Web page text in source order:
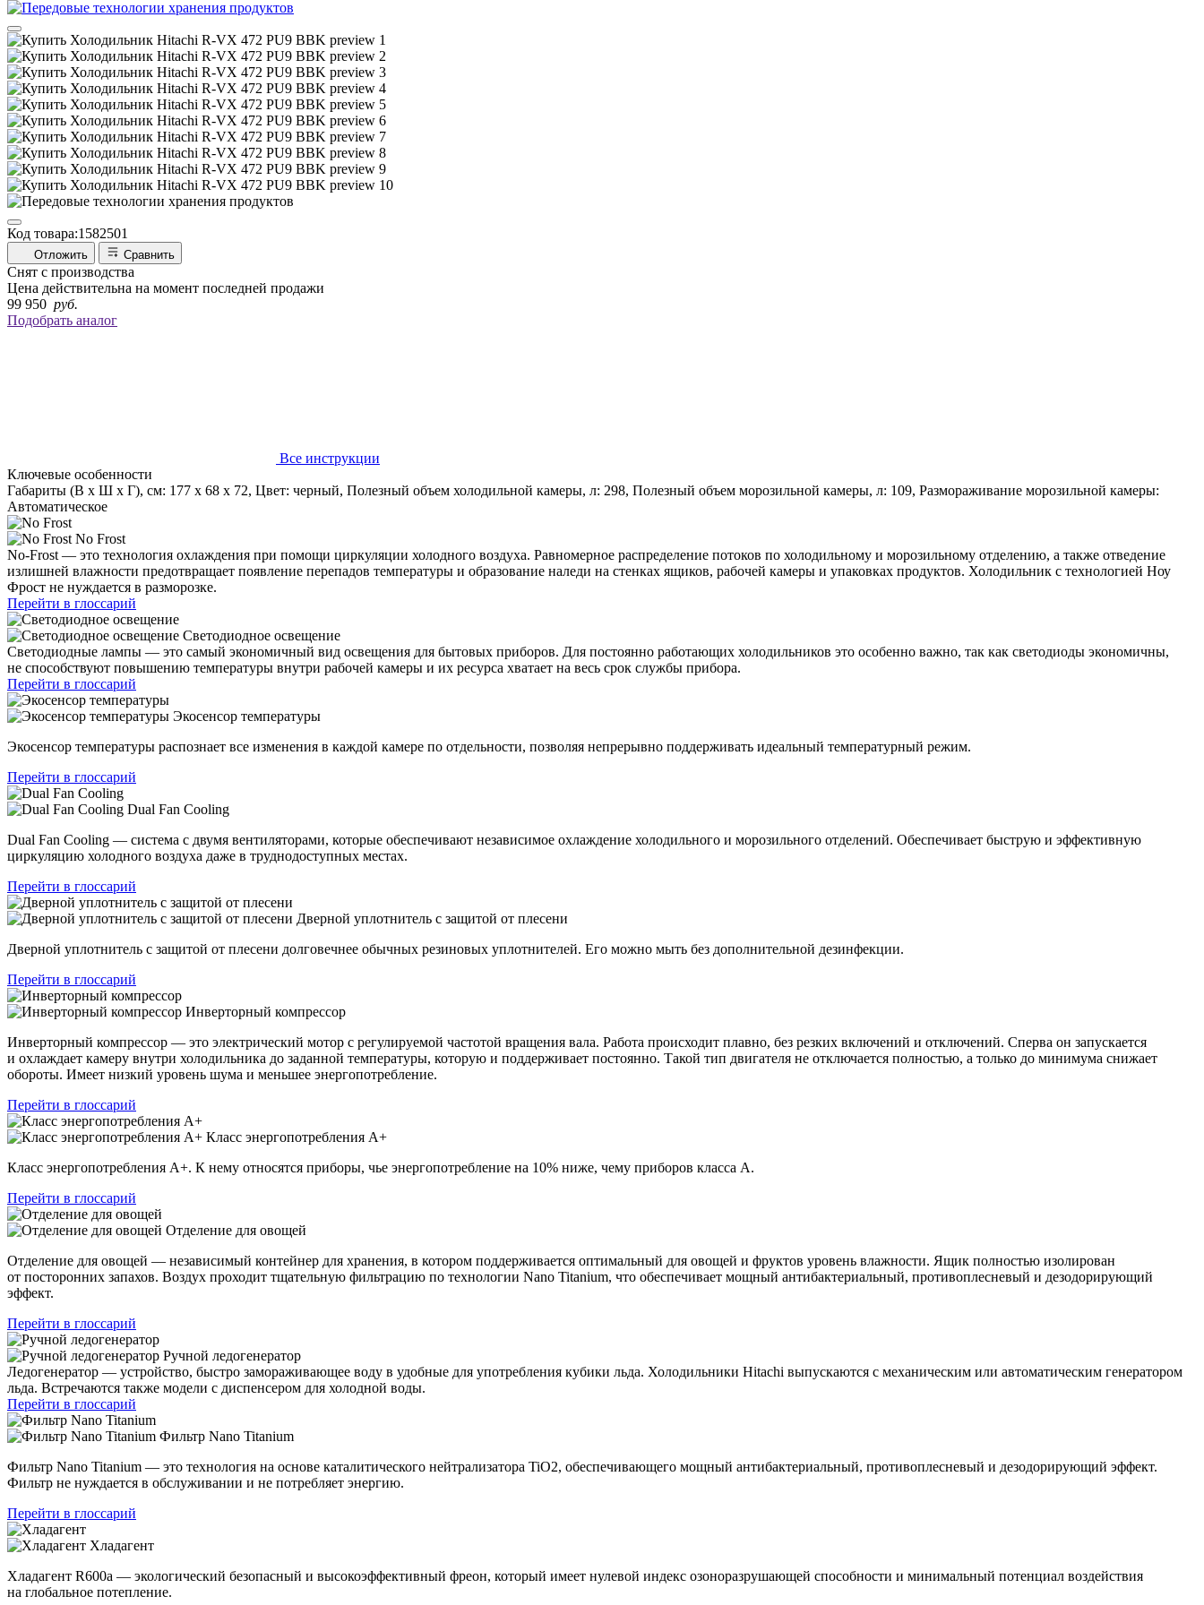
Код товара:1582501
Отложить Сравнить
Снят с производства
Цена действительна на момент последней продажи
99 950 руб.
Подобрать аналог
Все инструкции
Ключевые особенности
Габариты (В х Ш х Г), см: 177 х 68 х 72, Цвет: черный, Полезный объем холодильной камеры, л: 298, Полезный объем морозильной камеры, л: 109, Размораживание морозильной камеры:
Автоматическое
No Frost
No-Frost — это технология охлаждения при помощи циркуляции холодного воздуха. Равномерное распределение потоков по холодильному и морозильному отделению, а также отведение
излишней влажности предотвращает появление перепадов температуры и образование наледи на стенках ящиков, рабочей камеры и упаковках продуктов. Холодильник с технологией Ноу
Фрост не нуждается в разморозке.
Перейти в глоссарий
Светодиодное освещение
Светодиодные лампы — это самый экономичный вид освещения для бытовых приборов. Для постоянно работающих холодильников это особенно важно, так как светодиоды экономичны,
не способствуют повышению температуры внутри рабочей камеры и их ресурса хватает на весь срок службы прибора.
Перейти в глоссарий
Экосенсор температуры
Экосенсор температуры распознает все изменения в каждой камере по отдельности, позволяя непрерывно поддерживать идеальный температурный режим.
Перейти в глоссарий
Dual Fan Cooling
Dual Fan Cooling — система с двумя вентиляторами, которые обеспечивают независимое охлаждение холодильного и морозильного отделений. Обеспечивает быструю и эффективную
циркуляцию холодного воздуха даже в труднодоступных местах.
Перейти в глоссарий
Дверной уплотнитель с защитой от плесени
Дверной уплотнитель с защитой от плесени долговечнее обычных резиновых уплотнителей. Его можно мыть без дополнительной дезинфекции.
Перейти в глоссарий
Инверторный компрессор
Инверторный компрессор — это электрический мотор с регулируемой частотой вращения вала. Работа происходит плавно, без резких включений и отключений. Сперва он запускается
и охлаждает камеру внутри холодильника до заданной температуры, которую и поддерживает постоянно. Такой тип двигателя не отключается полностью, а только до минимума снижает
обороты. Имеет низкий уровень шума и меньшее энергопотребление.
Перейти в глоссарий
Класс энергопотребления А+
Класс энергопотребления А+. К нему относятся приборы, чье энергопотребление на 10% ниже, чему приборов класса А.
Перейти в глоссарий
Отделение для овощей
Отделение для овощей — независимый контейнер для хранения, в котором поддерживается оптимальный для овощей и фруктов уровень влажности. Ящик полностью изолирован
от посторонних запахов. Воздух проходит тщательную фильтрацию по технологии Nano Titanium, что обеспечивает мощный антибактериальный, противоплесневый и дезодорирующий
эффект.
Перейти в глоссарий
Ручной ледогенератор
Ледогенератор — устройство, быстро замораживающее воду в удобные для употребления кубики льда. Холодильники Hitachi выпускаются с механическим или автоматическим генератором
льда. Встречаются также модели с диспенсером для холодной воды.
Перейти в глоссарий
Фильтр Nano Titanium
Фильтр Nano Titanium — это технология на основе каталитического нейтрализатора TiO2, обеспечивающего мощный антибактериальный, противоплесневый и дезодорирующий эффект.
Фильтр не нуждается в обслуживании и не потребляет энергию.
Перейти в глоссарий
Хладагент
Хладагент R600a — экологический безопасный и высокоэффективный фреон, который имеет нулевой индекс озоноразрушающей способности и минимальный потенциал воздействия
на глобальное потепление.